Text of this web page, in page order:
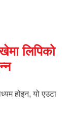
लिपिको
होइन, यो एउटा